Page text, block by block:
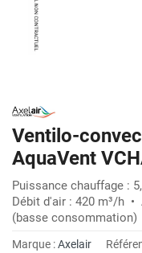
Ventilo-
AquaVent
Puissance chauffage :
Débit d'air : 420 m³/h
(basse
Marque :Axelair